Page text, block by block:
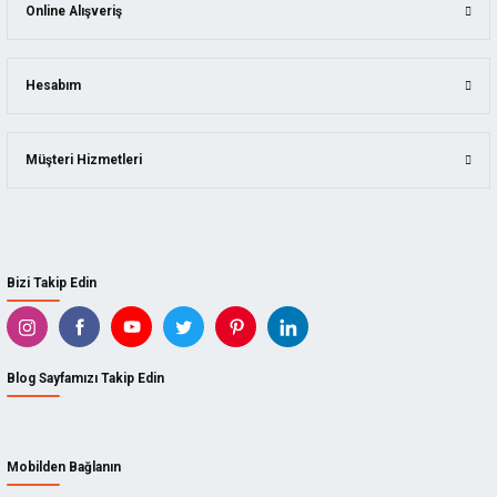
Bizi Takip Edin
Blog Sayfamızı Takip Edin
Mobilden Bağlanın
Online Alışveriş
Hesabım
Müşteri Hizmetleri